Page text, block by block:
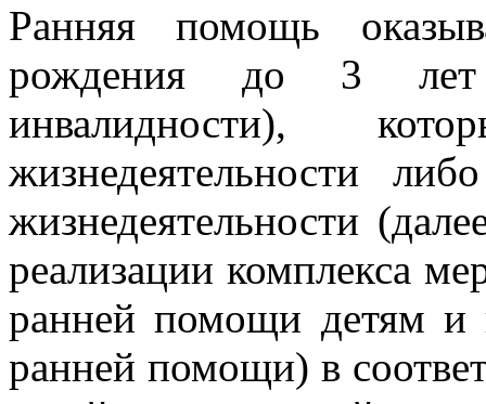
Ранняя помощь
рождения до 3 лет
инвалидности),
жизнедеятельности
жизнедеятельности
реализации комплекса
ранней помощи детям и
ранней помощи) в